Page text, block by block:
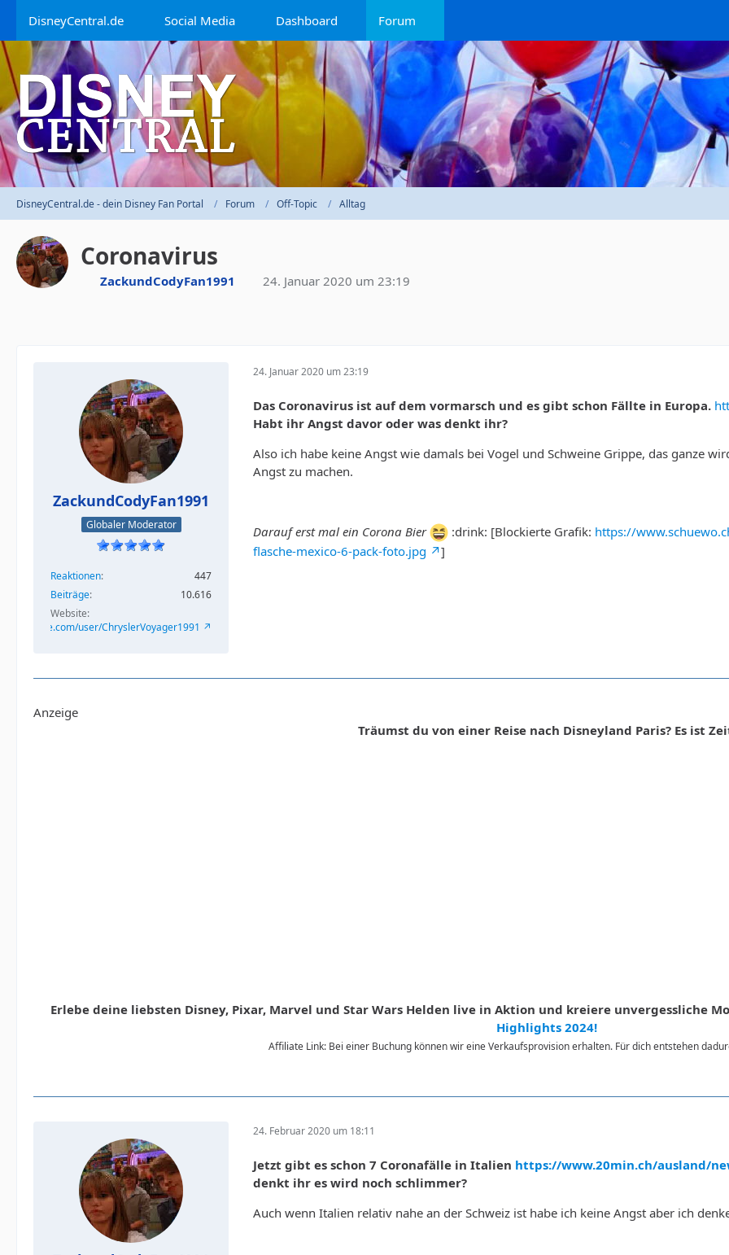
DisneyCentral.de Social Media Dashboard Forum
DisneyCentral.de - dein Disney Fan Portal Forum Off-Topic Alltag
Coronavirus
ZackundCodyFan1991 24. Januar 2020 um 23:19
ZackundCodyFan1991
Globaler Moderator
Reaktionen
447
Beiträge
10.616
Website
user/ChryslerVoyager1991
24. Januar 2020 um 23:19
Das Coronavirus ist auf dem vormarsch und es gibt schon Fällte in Europa.
Habt ihr Angst davor oder was denkt ihr?
Also ich habe keine Angst wie damals bei Vogel und Schweine Grippe, das ganze
Angst zu machen.
Darauf erst mal ein Corona Bier :drink: [Blockierte Grafik: https://
flasche-mexico-6-pack-foto.jpg
]
Anzeige
Träumst du von einer Reise nach Disneyland Paris? Es ist
Erlebe deine liebsten Disney, Pixar, Marvel und Star Wars Helden live in Aktion und kreiere unvergessliche
Highlights 2024!
Affiliate Link: Bei einer Buchung können wir eine Verkaufsprovision erhalten. Für dich entstehen
24. Februar 2020 um 18:11
Jetzt gibt es schon 7 Coronafälle in Italien https://www.20min.ch/ausland/
denkt ihr es wird noch schlimmer?
Auch wenn Italien relativ nahe an der Schweiz ist habe ich keine Angst aber ich